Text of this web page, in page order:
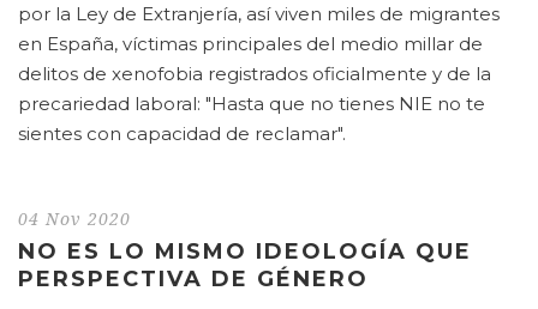
por la Ley de Extranjería, así viven miles de migrantes
en España, víctimas principales del medio millar de
delitos de xenofobia registrados oficialmente y de la
precariedad laboral: "Hasta que no tienes NIE no te
sientes con capacidad de reclamar".
04 Nov 2020
NO ES LO MISMO IDEOLOGÍA QUE
PERSPECTIVA DE GÉNERO